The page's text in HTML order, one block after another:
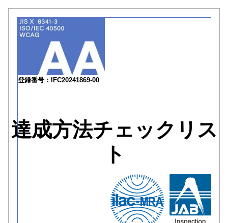
登録番号：IFC20241869-00
達成方法チェックリス
ト